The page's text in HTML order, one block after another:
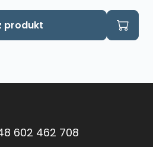
produkt
602 462 708